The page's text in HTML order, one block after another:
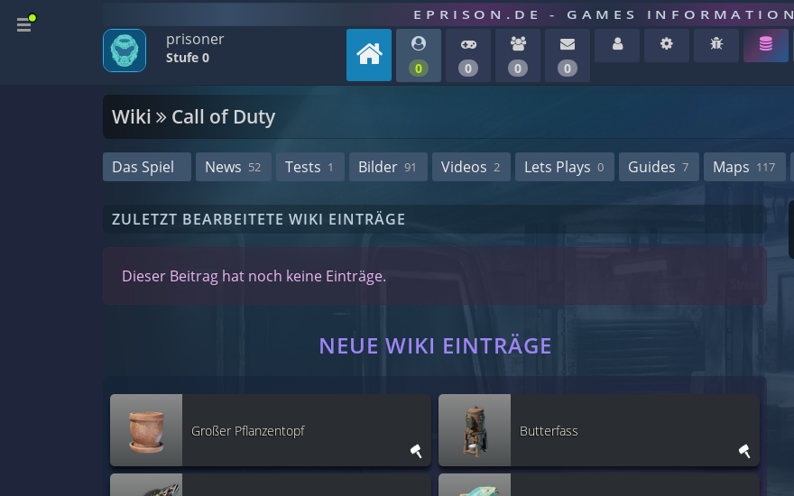
EPRISON.DE - GAMES INFORMATION
prisoner
Stufe 0
0 0 0 0
Wiki Call of Duty
Das Spiel News 52 Tests 1 Bilder 91 Videos 2 Lets Plays 0 Guides 7 Maps 117
ZULETZT BEARBEITETE WIKI EINTRÄGE
Dieser Beitrag hat noch keine Einträge.
NEUE WIKI EINTRÄGE
Großer Pflanzentopf Butterfass